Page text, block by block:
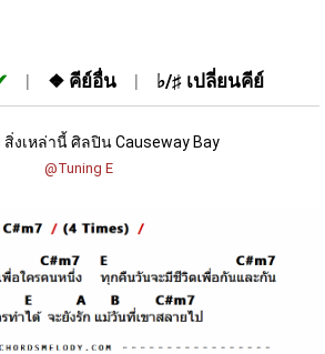
❖ คีย์อื่น ♭/♯ เปลี่ยนคีย์
สิ่งเหล่านี้ ศิลปิน Causeway Bay
@Tuning E